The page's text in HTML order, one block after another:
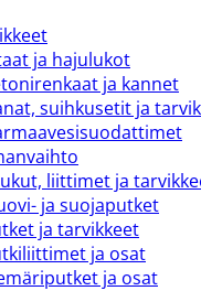
ja hajulukot
ja kannet
suihkusetit ja
liittimet ja
ja suojaputket
ja tarvikkeet
ja osat
ja osat